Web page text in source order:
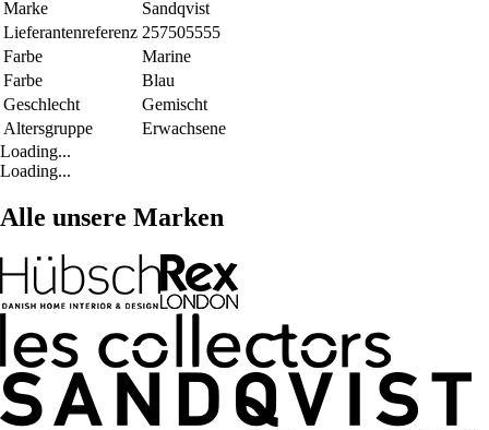
Marke
Sandqvist
Lieferantenreferenz 257505555
Farbe
Marine
Farbe
Blau
Geschlecht
Gemischt
Altersgruppe
Erwachsene
Loading...
Loading...
Alle unsere Marken